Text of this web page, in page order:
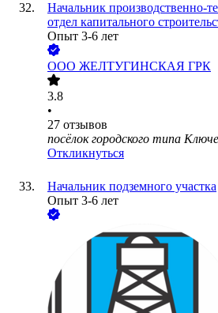
Начальник производственно-
отдел капитального
Опыт 3-6 лет
ООО ЖЕЛТУГИНСКАЯ ГРК
3.8
•
27 отзывов
посёлок городского типа
Откликнуться
Начальник подземного участка
Опыт 3-6 лет